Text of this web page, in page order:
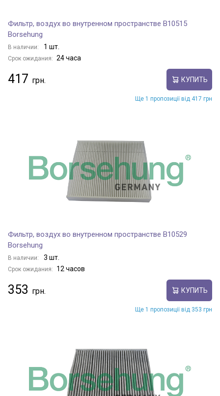
Фильтр, воздух во внутренном пространстве B10515
Borsehung
В наличии: 1 шт.
Срок ожидания: 24 часа
417 КУПИТЬ
Ще 1 пропозиції від 417 грн
Фильтр, воздух во внутренном пространстве B10529
Borsehung
В наличии: 3 шт.
Срок ожидания: 12 часов
353 КУПИТЬ
Ще 1 пропозиції від 353 грн